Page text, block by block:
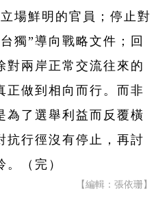
場鮮明的官員；停止對
獨”導向戰略文件；回
對兩岸正常交流往來的
正做到相向而行。而非
為了選舉利益而反覆橫
抗行徑沒有停止，再討
（完）
【編輯：張依珊】